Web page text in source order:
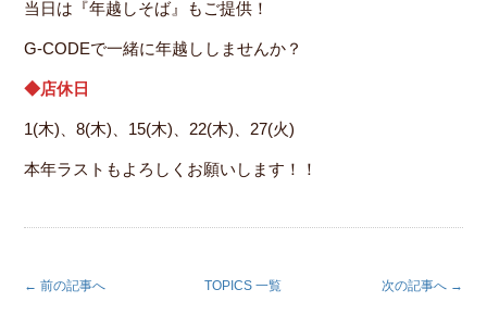
当日は『年越しそば』もご提供！
G-CODEで一緒に年越ししませんか？
◆店休日
1(木)、8(木)、15(木)、22(木)、27(火)
本年ラストもよろしくお願いします！！
← 前の記事へ 次の記事へ →
TOPICS 一覧